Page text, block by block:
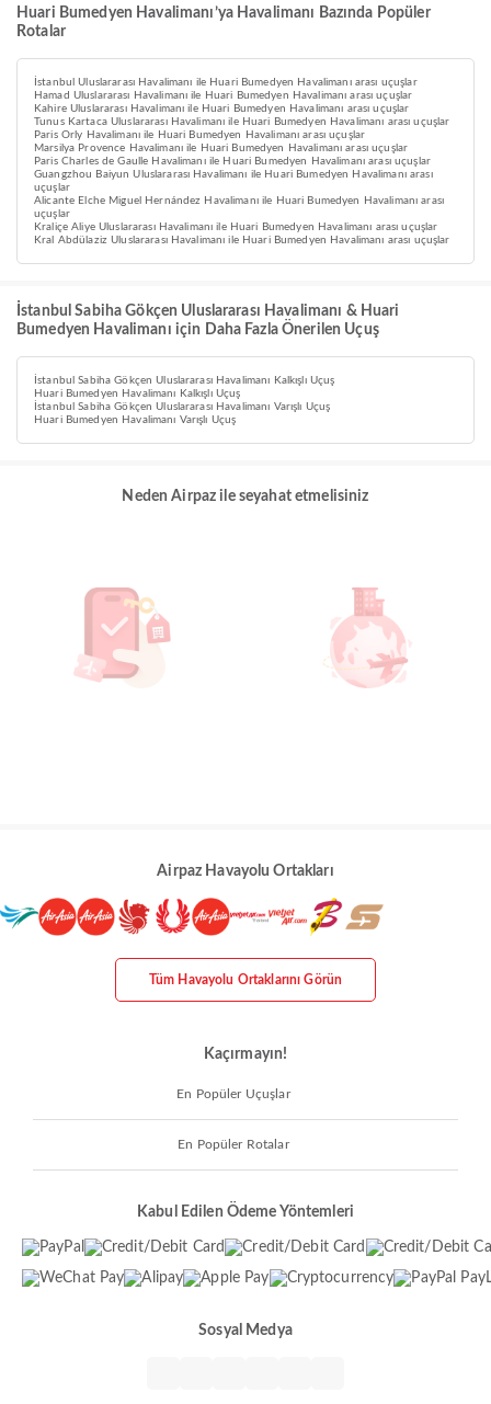
Huari Bumedyen Havalimanı’ya Havalimanı Bazında Popüler
Rotalar
İstanbul Uluslararası Havalimanı ile Huari Bumedyen Havalimanı arası uçuşlar
Hamad Uluslararası Havalimanı ile Huari Bumedyen Havalimanı arası uçuşlar
Kahire Uluslararası Havalimanı ile Huari Bumedyen Havalimanı arası uçuşlar
Tunus Kartaca Uluslararası Havalimanı ile Huari Bumedyen Havalimanı arası uçuşlar
Paris Orly Havalimanı ile Huari Bumedyen Havalimanı arası uçuşlar
Marsilya Provence Havalimanı ile Huari Bumedyen Havalimanı arası uçuşlar
Paris Charles de Gaulle Havalimanı ile Huari Bumedyen Havalimanı arası uçuşlar
Guangzhou Baiyun Uluslararası Havalimanı ile Huari Bumedyen Havalimanı arası
uçuşlar
Alicante Elche Miguel Hernández Havalimanı ile Huari Bumedyen Havalimanı arası
uçuşlar
Kraliçe Aliye Uluslararası Havalimanı ile Huari Bumedyen Havalimanı arası uçuşlar
Kral Abdülaziz Uluslararası Havalimanı ile Huari Bumedyen Havalimanı arası uçuşlar
İstanbul Sabiha Gökçen Uluslararası Havalimanı & Huari
Bumedyen Havalimanı için Daha Fazla Önerilen Uçuş
İstanbul Sabiha Gökçen Uluslararası Havalimanı Kalkışlı Uçuş
Huari Bumedyen Havalimanı Kalkışlı Uçuş
İstanbul Sabiha Gökçen Uluslararası Havalimanı Varışlı Uçuş
Huari Bumedyen Havalimanı Varışlı Uçuş
Neden Airpaz ile seyahat etmelisiniz
Airpaz Havayolu Ortakları
Tüm Havayolu Ortaklarını Görün
Kaçırmayın!
En Popüler Uçuşlar
En Popüler Rotalar
Kabul Edilen Ödeme Yöntemleri
Sosyal Medya